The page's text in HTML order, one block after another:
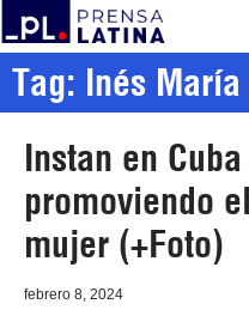
Tag: Inés María
Instan en
promoviendo
mujer (+Foto)
febrero 8, 2024